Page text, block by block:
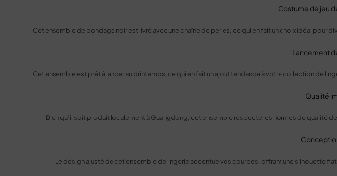
Costume de jeu
Cet ensemble de bondage noir est livré avec une chaîne de perles, ce qui en fait un choix idéal pour
Lancement
Cet ensemble est prêt à lancer au printemps, ce qui en fait un ajout tendance à votre collection de
Qualité
Bien qu’il soit produit localement à Guangdong, cet ensemble respecte les normes de qualité
Le design ajusté de cet ensemble de lingerie accentue vos courbes, offrant une silhouette